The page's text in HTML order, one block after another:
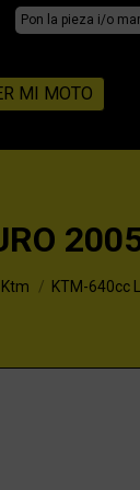
Search:
MI MOTO
KTM-640cc